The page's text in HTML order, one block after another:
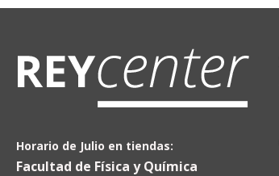
Horario de Julio en tiendas:
Facultad de Física y Química